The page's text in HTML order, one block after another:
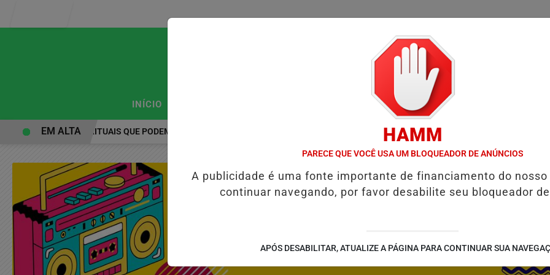
INÍCIO COLUNAS EMPREGOS
ESPIRITUAIS QUE PODEM FORTALECER A SAÚDE MENTAL E RESTAURAR O EQUILÍBRIO EMOCIONAL FIM DA COPA DO MUNDO
EM ALTA HAMM
PARECE QUE VOCÊ USA UM BLOQUEADOR DE ANÚNCIOS
A publicidade é uma fonte importante de financiamento do nosso
continuar navegando, por favor desabilite seu bloqueador
APÓS DESABILITAR, ATUALIZE A PÁGINA PARA CONTINUAR SUA